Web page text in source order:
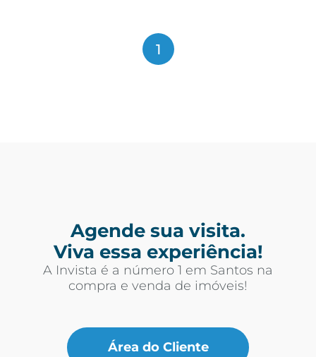
1
Agende sua visita.
Viva essa experiência!
A Invista é a número 1 em Santos na
compra e venda de imóveis!
Área do Cliente